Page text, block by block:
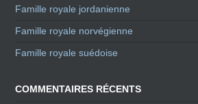
Famille royale jordanienne
Famille royale norvégienne
Famille royale suédoise
COMMENTAIRES RÉCENTS